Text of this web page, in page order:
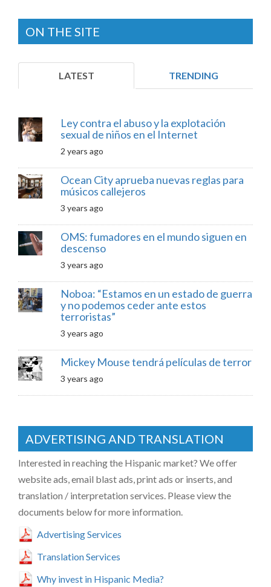
ON THE SITE
LATEST TRENDING
Ley contra el abuso y la explotación
sexual de niños en el Internet
2 years ago
Ocean City aprueba nuevas reglas para
músicos callejeros
3 years ago
OMS: fumadores en el mundo siguen en
descenso
3 years ago
Noboa: “Estamos en un estado de guerra
y no podemos ceder ante estos
terroristas”
3 years ago
Mickey Mouse tendrá películas de terror
3 years ago
ADVERTISING AND TRANSLATION
Interested in reaching the Hispanic market? We offer
website ads, email blast ads, print ads or inserts, and
translation / interpretation services. Please view the
documents below for more information.
Advertising Services
Translation Services
Why invest in Hispanic Media?